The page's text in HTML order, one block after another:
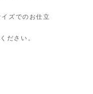
ズでのお仕立
ださい。